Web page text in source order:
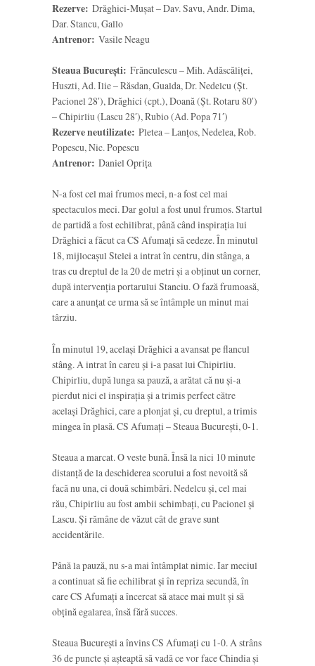
Rezerve: Drăghici-Mușat – Dav. Savu, Andr. Dima,
Dar. Stancu, Gallo
Antrenor: Vasile Neagu
Steaua București: Frănculescu – Mih. Adăscăliței,
Huszti, Ad. Ilie – Răsdan, Gualda, Dr. Nedelcu (Șt.
Pacionel 28′), Drăghici (cpt.), Doană (Șt. Rotaru 80′)
– Chipirliu (Lascu 28′), Rubio (Ad. Popa 71′)
Rezerve neutilizate: Pletea – Lanțos, Nedelea, Rob.
Popescu, Nic. Popescu
Antrenor: Daniel Oprița
N-a fost cel mai frumos meci, n-a fost cel mai
spectaculos meci. Dar golul a fost unul frumos. Startul
de partidă a fost echilibrat, până când inspirația lui
Drăghici a făcut ca CS Afumați să cedeze. În minutul
18, mijlocașul Stelei a intrat în centru, din stânga, a
tras cu dreptul de la 20 de metri și a obținut un corner,
după intervenția portarului Stanciu. O fază frumoasă,
care a anunțat ce urma să se întâmple un minut mai
târziu.
În minutul 19, același Drăghici a avansat pe flancul
stâng. A intrat în careu și i-a pasat lui Chipirliu.
Chipirliu, după lunga sa pauză, a arătat că nu și-a
pierdut nici el inspirația și a trimis perfect către
același Drăghici, care a plonjat și, cu dreptul, a trimis
mingea în plasă. CS Afumați – Steaua București, 0-1.
Steaua a marcat. O veste bună. Însă la nici 10 minute
distanță de la deschiderea scorului a fost nevoită să
facă nu una, ci două schimbări. Nedelcu și, cel mai
rău, Chipirliu au fost ambii schimbați, cu Pacionel și
Lascu. Și rămâne de văzut cât de grave sunt
accidentările.
Până la pauză, nu s-a mai întâmplat nimic. Iar meciul
a continuat să fie echilibrat și în repriza secundă, în
care CS Afumați a încercat să atace mai mult și să
obțină egalarea, însă fără succes.
Steaua București a învins CS Afumați cu 1-0. A strâns
36 de puncte și așteaptă să vadă ce vor face Chindia și